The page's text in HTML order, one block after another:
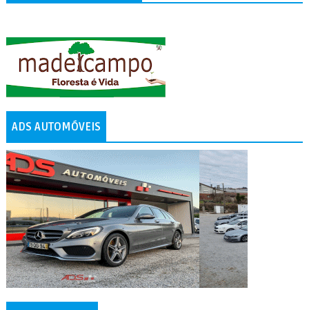
ADS AUTOMÓVEIS